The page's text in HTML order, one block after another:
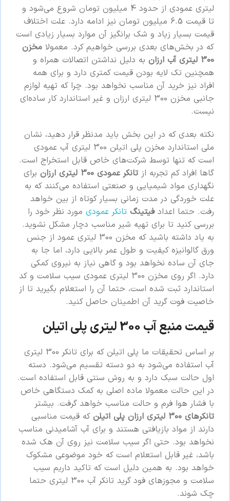
لیتری عمودی از حدود 4 میلیون تومان شروع می‌شود و
تا قیمت 6.5 میلیون تومان نیز ادامه دارد. علت اختلاف
قیمت بسیار زیاد و شک برانگیز آن موارد بسیار زیادی است
که در بخش‌های بعدی بررسی خواهیم کرد. معمولا مخزن
300 لیتری آب ارزان
به دلیل نداشتن اتصالات همراه و
همچنین تک لایه بودن قیمت کمتری دارد و برای همه
افراد نیز خرید آن مناسب نخواهد بود. چرا که تهیه لوازم
جانبی مخزن 300 لیتری ارزان و غیر استاندارد کار ساده‌ای
نیست.
نکته بعدی که در این بخش باید مدنظر قرار دهید، نشان
ملی استاندارد مخزن پلی اتیلن 300 لیتری آب عمودی
است که تنها توسط شرکت‌های خاص قابل استخراج است.
گاها افراد کم تجربه از تانکر عمودی 300 لیتری ارزان
برای
نگهداری مواد شیمیایی و صنعتی استفاده می‌کنند که به
علت خوردگی در مدت زمانی بسیار کوتاه از بین خواهد
رفت. حتما اعدادفیتینگ تانکر عمودی مورد نظر خود را
بررسی کنید تا برای تهیه شیر مناسب دچار مشکل نشوید.
به یاد داشته باشید که مخزن 300 لیتری عمود از جنس
ورق گالوانیزه کیفیت و طول عمر بالایی دارد، اما جا به
جای آن ساده نخواهد بود و گاهی نیاز به نیروی کمکی
دارد. اگر روی مخزن 300 لیتری عمودی سیب سلامت و کد
استاندارد ثبت شده است، حتما آن را استعلام بگیرید تا از
خاصیت فوت گرید آن اطمینان حاصل کنید.
قیمت منبع آب 300 لیتری پلی اتیلن
بر اساس تحقیقات ما پلی اتیلن که برای تانکر 300 لیتری
آب استفاده می‌شود به دو دسته تقسیم می‌شود. دسته
اول حالت سبک دارد و به روش سنتی قابل استفاده است.
در این حالت معمولا ماده اصلی به کمک دستگاهی خاص
با فشار هوا فرم و حالت مناسب خواهد گرفت. بیشتر
تانکرهای 300 لیتری ارزان پلی اتیلن
که قیمت مناسبی
دارند از مواد بازیافتی هستند و برای آب آشامیدنی مناسب
نخواهد بود. حتی اگر سیب سلامت نیز روی آن هک شده
باشد، غیر قابل استعلام است که خود موضوعی مشکوک
خواهد بود. به همین دلیل است که تاکید داریم سیب
سلامت و مجوزهای فود گرید تانکر آب 300 لیتری حتما
چک شوند.